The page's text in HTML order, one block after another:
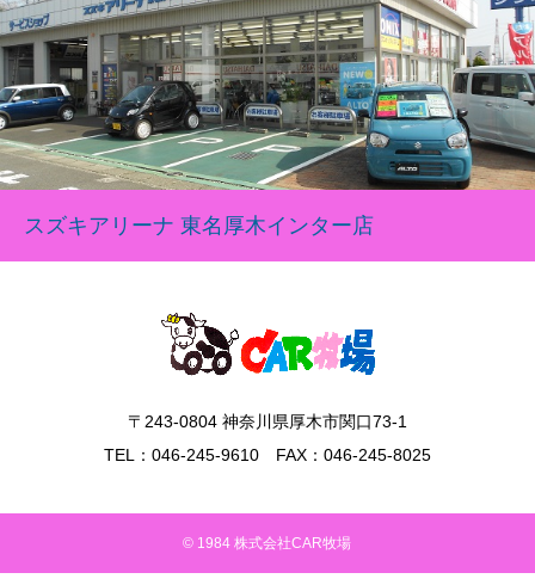
スズキアリーナ 東名厚木インター店
〒243-0804 神奈川県厚木市関口73-1
TEL：046-245-9610 FAX：046-245-8025
© 1984 株式会社CAR牧場